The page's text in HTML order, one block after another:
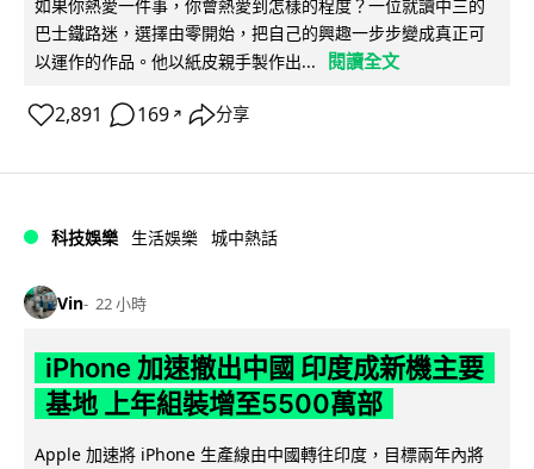
如果你熱愛一件事，你會熱愛到怎樣的程度？一位就讀中三的
巴士鐵路迷，選擇由零開始，把自己的興趣一步步變成真正可
以運作的作品。他以紙皮親手製作出...
閱讀全文
2,891 169 ↗ 分享
科技娛樂 生活娛樂 城中熱話
Vin 22 小時
iPhone 加速撤出中國 印度成新機主要
基地 上年組裝增至5500萬部
Apple 加速將 iPhone 生產線由中國轉往印度，目標兩年內將